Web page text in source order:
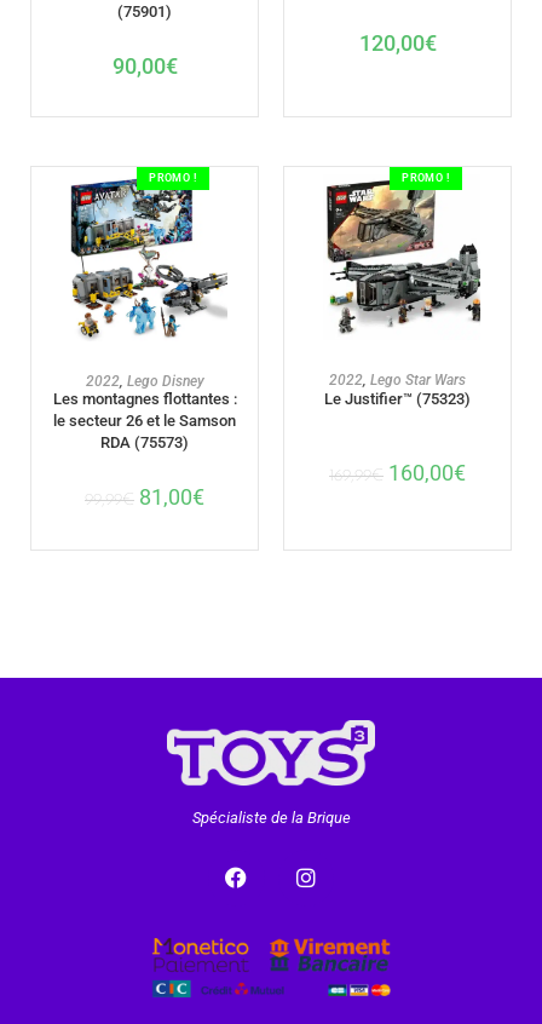
(75901)
90,00€
120,00€
PROMO !
AJOUTER AU PANIER
2022, Lego Disney
Les montagnes flottantes :
le secteur 26 et le Samson
RDA (75573)
99,99€ 81,00€
PROMO !
AJOUTER AU PANIER
2022, Lego Star Wars
Le Justifier™ (75323)
169,99€ 160,00€
Spécialiste de la Brique